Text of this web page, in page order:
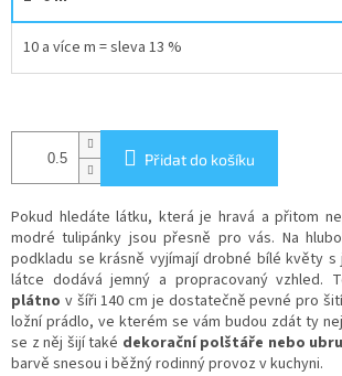
10 a více m = sleva 13 %
Přidat do košíku
Pokud hledáte látku, která je hravá a přitom
modré tulipánky jsou přesně pro vás. Na
podkladu se krásně vyjímají drobné bílé květy s
látce dodává jemný a propracovaný vzhled.
plátno v šíři 140 cm je dostatečně pevné pro
ložní prádlo, ve kterém se vám budou zdát ty
se z něj šijí také dekorační polštáře nebo
barvě snesou i běžný rodinný provoz v kuchyni.